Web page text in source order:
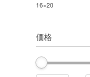
16×20
価格